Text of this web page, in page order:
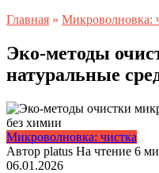
Главная » Микроволновка:
Эко-методы
натуральные
Микроволновка: чистка
Автор platus На чтение 6
06.01.2026